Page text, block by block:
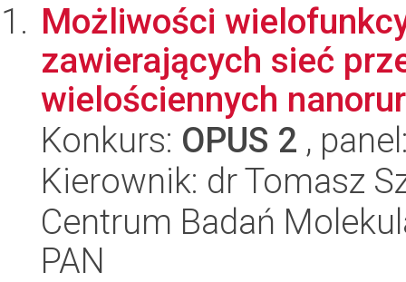
Możliwości
zawierających sieć
wielościennych
Konkurs: OPUS 2 ,
Kierownik: dr Tomasz
Centrum Badań
PAN